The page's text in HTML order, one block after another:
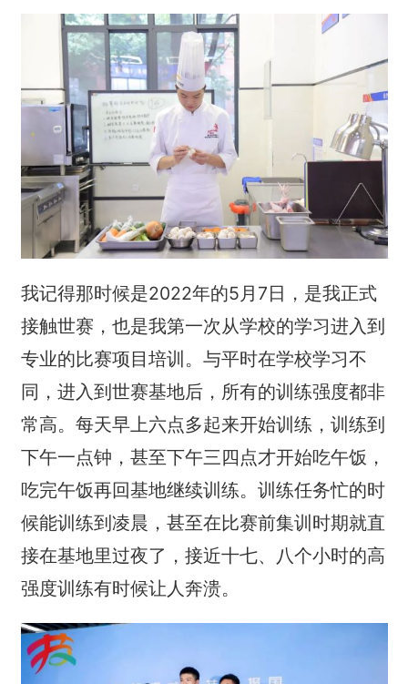
我记得那时候是2022年的5月7日，是我正式
接触世赛，也是我第一次从学校的学习进入到
专业的比赛项目培训。与平时在学校学习不
同，进入到世赛基地后，所有的训练强度都非
常高。每天早上六点多起来开始训练，训练到
下午一点钟，甚至下午三四点才开始吃午饭，
吃完午饭再回基地继续训练。训练任务忙的时
候能训练到凌晨，甚至在比赛前集训时期就直
接在基地里过夜了，接近十七、八个小时的高
强度训练有时候让人奔溃。